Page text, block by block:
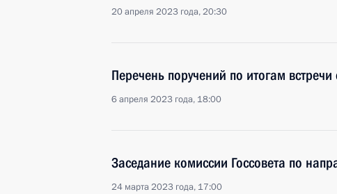
20 апреля 2023 года, 20:30
Перечень поручений по итогам встречи
6 апреля 2023 года, 18:00
Заседание комиссии Госсовета по
24 марта 2023 года, 17:00